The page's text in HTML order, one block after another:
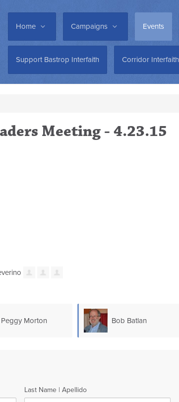
Home Campaigns Events
Support Bastrop Interfaith Corridor Interfaith
Meeting - 4.23.15
Peggy Morton Bob Batlan
Last Name | Apellido